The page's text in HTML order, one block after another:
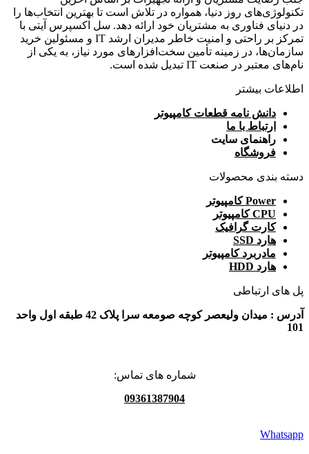
تکنولوژی‌های روز دنیا، همواره در تلاش است تا بهترین انتخاب‌ها را
در دنیای فناوری به مشتریان خود ارائه دهد. سل اکسپرس آیتی با
تمرکز بر راحتی و امنیت خاطر مدیران ارشد IT و مسئولین خرید
سازمان‌ها، در زمینه تأمین سخت‌افزارهای مورد نیاز، به یکی از
نام‌های معتبر در صنعت IT تبدیل شده است.
اطلاعات بیشتر
دانش نامه قطعات کامپیوتر
ارتباط با ما
راهنمای سایت
فروشگاه
دسته بندی محصولات
Power کامپیوتر
CPU کامپیوتر
کارت گرافيک
هارد SSD
مادربرد کامپیوتر
هارد HDD
پل های ارتباطی
آدرس : میدان ولیعصر کوچه صومعه سرا پلاک 42 طبقه اول واحد
101
شماره های تماس:
09361387904
Whatsapp